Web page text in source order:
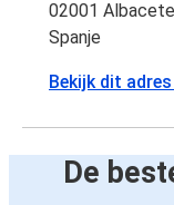
02001 Albacete
Spanje
Bekijk dit
De